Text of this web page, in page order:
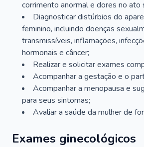
corrimento anormal e dores no ato
Diagnosticar distúrbios do
feminino, incluindo doenças
transmissíveis, inflamações,
hormonais e câncer;
Realizar e solicitar exames
Acompanhar a gestação e o
Acompanhar a menopausa e
para seus sintomas;
Avaliar a saúde da mulher de
Exames ginecológicos